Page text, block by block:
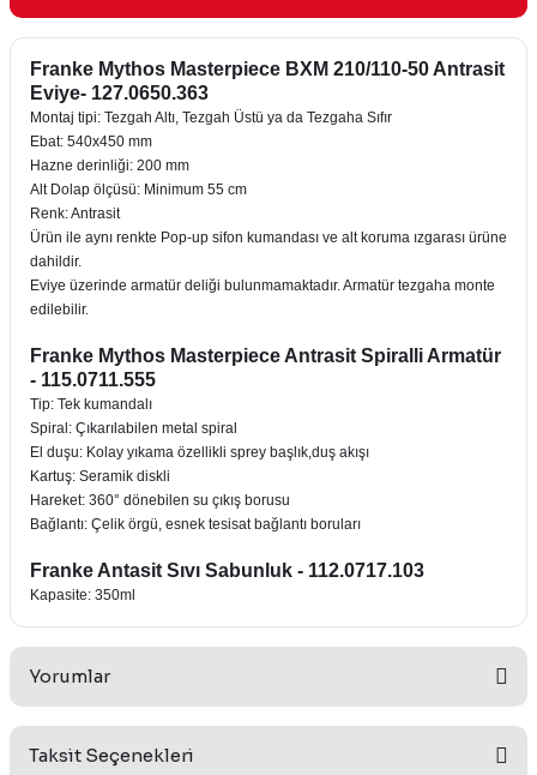
Franke Mythos Masterpiece BXM 210/110-50 Antrasit
Eviye- 127.0650.363
Montaj tipi: Tezgah Altı, Tezgah Üstü ya da Tezgaha Sıfır
Ebat: 540x450 mm
Hazne derinliği: 200 mm
Alt Dolap ölçüsü: Minimum 55 cm
Renk: Antrasit
Ürün ile aynı renkte Pop-up sifon kumandası ve alt koruma ızgarası ürüne
dahildir.
Eviye üzerinde armatür deliği bulunmamaktadır. Armatür tezgaha monte
edilebilir.
Franke Mythos Masterpiece Antrasit Spiralli Armatür
- 115.0711.555
Tip: Tek kumandalı
Spiral: Çıkarılabilen metal spiral
El duşu: Kolay yıkama özellikli sprey başlık,duş akışı
Kartuş: Seramik diskli
Hareket: 360° dönebilen su çıkış borusu
Bağlantı: Çelik örgü, esnek tesisat bağlantı boruları
Franke Antasit Sıvı Sabunluk - 112.0717.103
Kapasite: 350ml
Yorumlar
Taksit Seçenekleri